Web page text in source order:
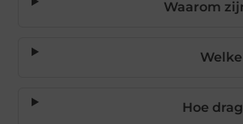
Waarom
Hoe